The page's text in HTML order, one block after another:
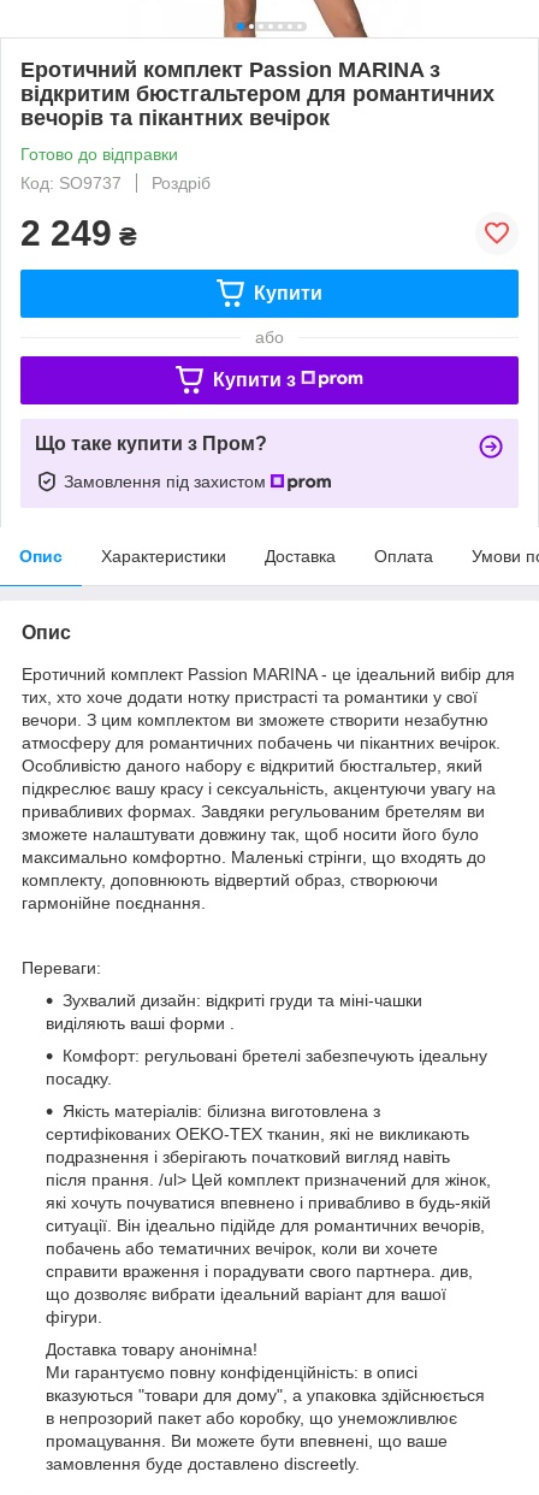
Еротичний комплект Passion MARINA з
відкритим бюстгальтером для романтичних
вечорів та пікантних вечірок
Готово до відправки
Код: SO9737
Роздріб
2 249 ₴
Купити
або
Купити з
Що таке купити з Пром?
Замовлення під захистом
Опис Характеристики Доставка Оплата Умови
Опис
Еротичний комплект Passion MARINA - це ідеальний вибір для
тих, хто хоче додати нотку пристрасті та романтики у свої
вечори. З цим комплектом ви зможете створити незабутню
атмосферу для романтичних побачень чи пікантних вечірок.
Особливістю даного набору є відкритий бюстгальтер, який
підкреслює вашу красу і сексуальність, акцентуючи увагу на
привабливих формах. Завдяки регульованим бретелям ви
зможете налаштувати довжину так, щоб носити його було
максимально комфортно. Маленькі стрінги, що входять до
комплекту, доповнюють відвертий образ, створюючи
гармонійне поєднання.
Переваги:
Зухвалий дизайн: відкриті груди та міні-чашки
виділяють ваші форми .
Комфорт: регульовані бретелі забезпечують ідеальну
посадку.
Якість матеріалів: білизна виготовлена з
сертифікованих OEKO-TEX тканин, які не викликають
подразнення і зберігають початковий вигляд навіть
після прання. /ul> Цей комплект призначений для жінок,
які хочуть почуватися впевнено і привабливо в будь-якій
ситуації. Він ідеально підійде для романтичних вечорів,
побачень або тематичних вечірок, коли ви хочете
справити враження і порадувати свого партнера. див,
що дозволяє вибрати ідеальний варіант для вашої
фігури.
Доставка товару анонімна!
Ми гарантуємо повну конфіденційність: в описі
вказуються "товари для дому", а упаковка здійснюється
в непрозорий пакет або коробку, що унеможливлює
промацування. Ви можете бути впевнені, що ваше
замовлення буде доставлено discreetly.